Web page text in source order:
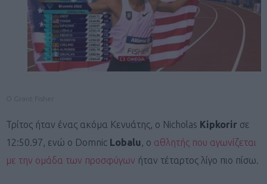
Τρίτος ήταν ένας ακόμα Κενυάτης, ο Nicholas Kipkorir σε
12:50.97, ενώ ο Domnic Lobalu, ο αθλητής που αγωνίζεται
με την ομάδα των προσφύγων ήταν τέταρτος λίγο πιο πίσω.